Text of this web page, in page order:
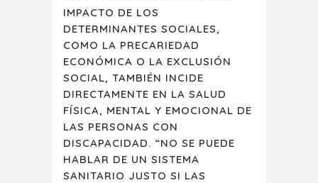
IMPACTO DE LOS
DETERMINANTES SOCIALES,
COMO LA PRECARIEDAD
ECONÓMICA O LA EXCLUSIÓN
SOCIAL, TAMBIÉN INCIDE
DIRECTAMENTE EN LA SALUD
FÍSICA, MENTAL Y EMOCIONAL DE
LAS PERSONAS CON
DISCAPACIDAD. “NO SE PUEDE
HABLAR DE UN SISTEMA
SANITARIO JUSTO SI LAS